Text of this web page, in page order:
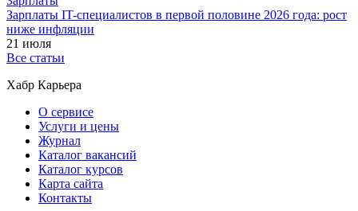
Зарплаты IT-специалистов в первой половине 2026 года: рост
ниже инфляции
21 июля
Все статьи
Хабр Карьера
О сервисе
Услуги и цены
Журнал
Каталог вакансий
Каталог курсов
Карта сайта
Контакты